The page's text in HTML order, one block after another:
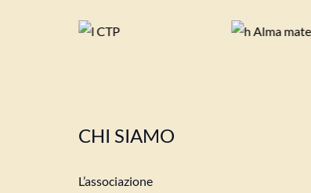
CHI SIAMO
L’associazione